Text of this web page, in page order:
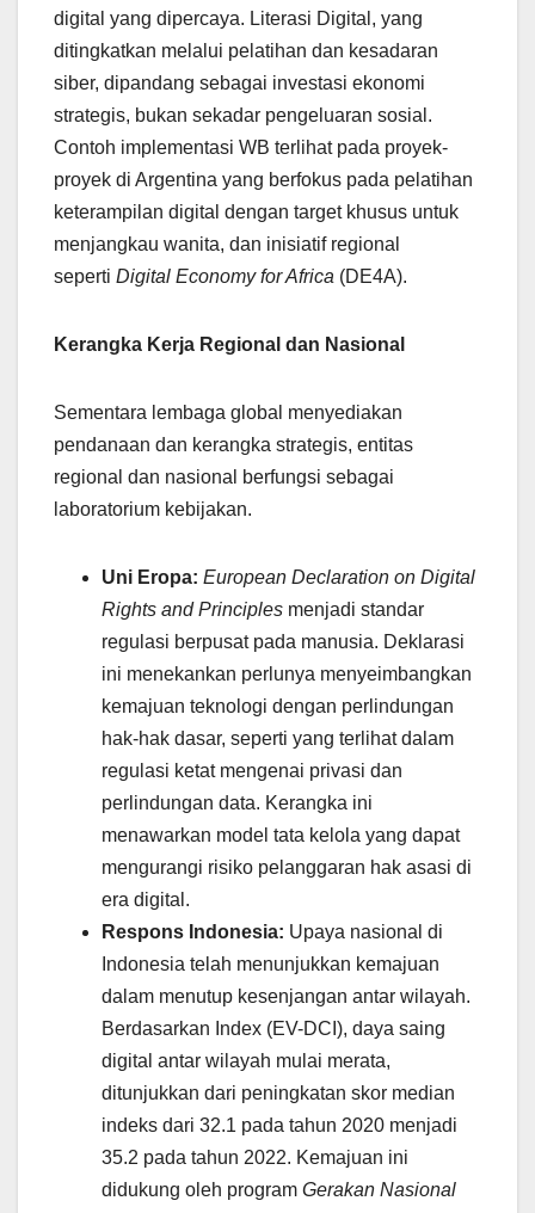
digital yang dipercaya. Literasi Digital, yang
ditingkatkan melalui pelatihan dan kesadaran
siber, dipandang sebagai investasi ekonomi
strategis, bukan sekadar pengeluaran sosial.
Contoh implementasi WB terlihat pada proyek-
proyek di Argentina yang berfokus pada pelatihan
keterampilan digital dengan target khusus untuk
menjangkau wanita, dan inisiatif regional
seperti Digital Economy for Africa (DE4A).
Kerangka Kerja Regional dan Nasional
Sementara lembaga global menyediakan
pendanaan dan kerangka strategis, entitas
regional dan nasional berfungsi sebagai
laboratorium kebijakan.
Uni Eropa: European Declaration on Digital
Rights and Principles menjadi standar
regulasi berpusat pada manusia. Deklarasi
ini menekankan perlunya menyeimbangkan
kemajuan teknologi dengan perlindungan
hak-hak dasar, seperti yang terlihat dalam
regulasi ketat mengenai privasi dan
perlindungan data. Kerangka ini
menawarkan model tata kelola yang dapat
mengurangi risiko pelanggaran hak asasi di
era digital.
Respons Indonesia: Upaya nasional di
Indonesia telah menunjukkan kemajuan
dalam menutup kesenjangan antar wilayah.
Berdasarkan Index (EV-DCI), daya saing
digital antar wilayah mulai merata,
ditunjukkan dari peningkatan skor median
indeks dari 32.1 pada tahun 2020 menjadi
35.2 pada tahun 2022. Kemajuan ini
didukung oleh program Gerakan Nasional